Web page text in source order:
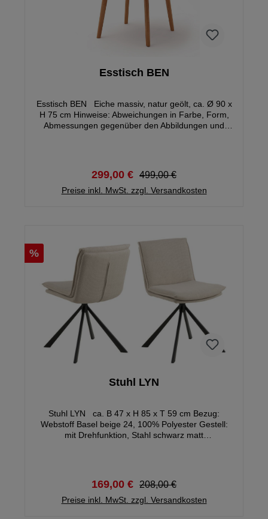
Esstisch BEN
Esstisch BEN Eiche massiv, natur geölt, ca. Ø 90 x
H 75 cm Hinweise: Abweichungen in Farbe, Form,
Abmessungen gegenüber den Abbildungen und
demontiert
299,00 € 499,00 €
Preise inkl. MwSt. zzgl. Versandkosten
%
Stuhl LYN
Stuhl LYN ca. B 47 x H 85 x T 59 cm Bezug:
Webstoff Basel beige 24, 100% Polyester Gestell:
mit Drehfunktion, Stahl schwarz matt
169,00 € 208,00 €
Preise inkl. MwSt. zzgl. Versandkosten